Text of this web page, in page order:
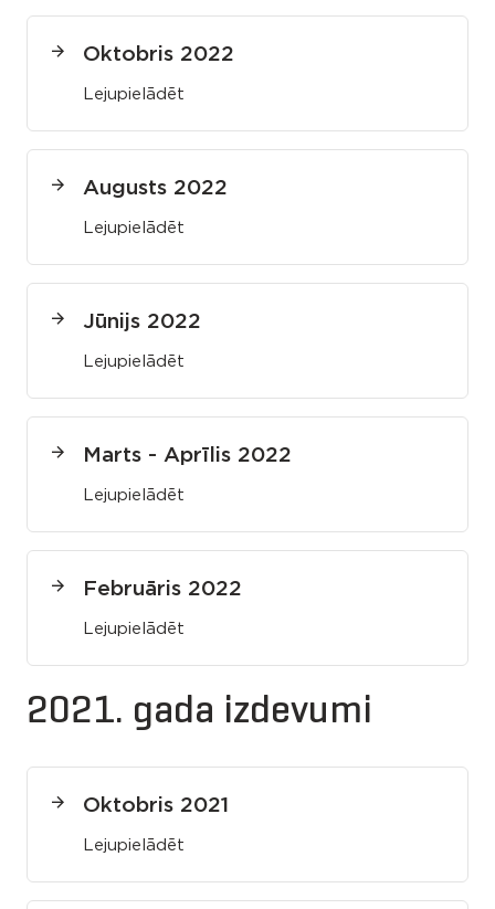
Oktobris 2022
Lejupielādēt
Augusts 2022
Lejupielādēt
Jūnijs 2022
Lejupielādēt
Marts - Aprīlis 2022
Lejupielādēt
Februāris 2022
Lejupielādēt
2021. gada izdevumi
Oktobris 2021
Lejupielādēt